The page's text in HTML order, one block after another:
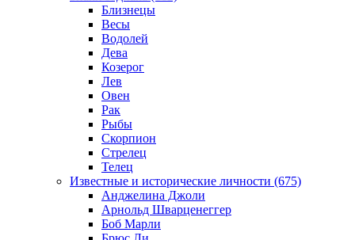
Близнецы
Весы
Водолей
Дева
Козерог
Лев
Овен
Рак
Рыбы
Скорпион
Стрелец
Телец
Известные и исторические личности (675)
Анджелина Джоли
Арнольд Шварценеггер
Боб Марли